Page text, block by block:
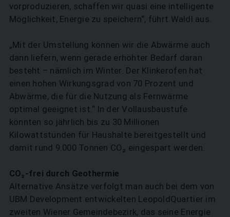
vorproduzieren, schaffen wir quasi eine intelligente
Möglichkeit, Energie zu speichern“, führt Waldl aus.
„Mit der Umstellung können wir die Abwärme auch
dann liefern, wenn gerade erhöhter Bedarf daran
besteht – nämlich im Winter. Der Klinkerofen hat
einen hohen Wirkungsgrad von 70 Prozent und
Abwärme, die für die Nutzung als Fernwärme
optimal geeignet ist.“ In der Vollausbaustufe
könnten so jährlich bis zu 30 Millionen
Kilowattstunden für Haushalte bereitgestellt und
damit rund 9.000 Tonnen CO₂ eingespart werden.
CO₂-frei durch Geothermie
Alternative Ansätze verfolgt man auch bei dem von
UBM Development entwickelten LeopoldQuartier im
zweiten Wiener Gemeindebezirk, das seine Energie